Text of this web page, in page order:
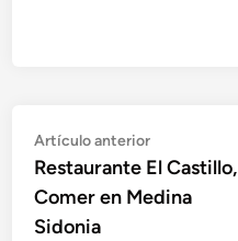
Navegación
de
entradas
Artículo anteriorArtículo
anterior:
Restaurante El Castillo,
Comer en Medina
Sidonia